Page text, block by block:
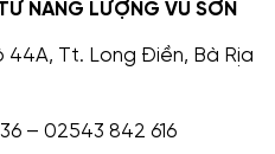
NĂNG LƯỢNG VŨ SƠN
44A, Tt. Long Điền, Bà Rịa
– 02543 842 616